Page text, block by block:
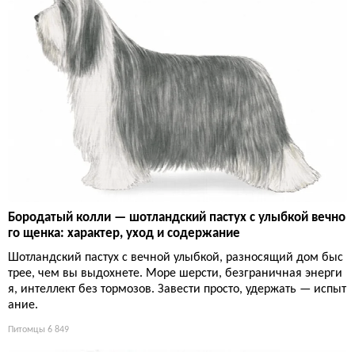
Бородатый колли — шотландский пастух с улыбкой вечно
го щенка: характер, уход и содержание
Шотландский пастух с вечной улыбкой, разносящий дом быс
трее, чем вы выдохнете. Море шерсти, безграничная энерги
я, интеллект без тормозов. Завести просто, удержать — испыт
ание.
Питомцы 6 849